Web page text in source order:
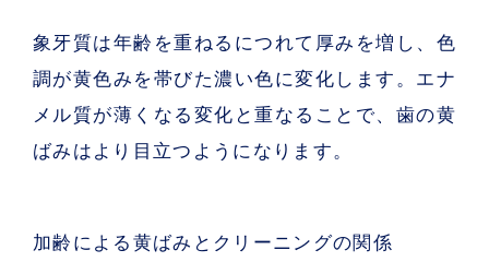
象牙質は年齢を重ねるにつれて厚みを増し、色
調が黄色みを帯びた濃い色に変化します。エナ
メル質が薄くなる変化と重なることで、歯の黄
ばみはより目立つようになります。
加齢による黄ばみとクリーニングの関係